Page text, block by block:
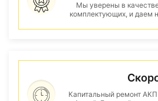
Мы уверены в
комплектующих, и даем
Капитальный ремонт